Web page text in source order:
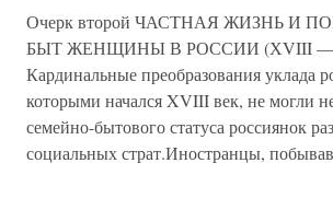
Очерк второй ЧАСТНАЯ ЖИЗНЬ И
БЫТ ЖЕНЩИНЫ В РОССИИ (ХVIII —
Кардинальные преобразования уклада
которыми начался XVIII век, не могли
семейно-бытового статуса россиянок
социальных страт.Иностранцы,